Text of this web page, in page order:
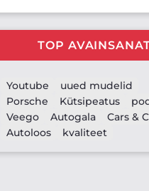
TOP
Youtube
uued mudelid
Porsche
Kütsipeatus
Veego
Autogala
Cars &
Autoloos
kvaliteet